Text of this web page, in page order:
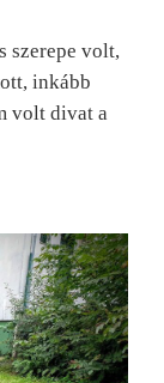
szerepe volt,
inkább
volt divat a